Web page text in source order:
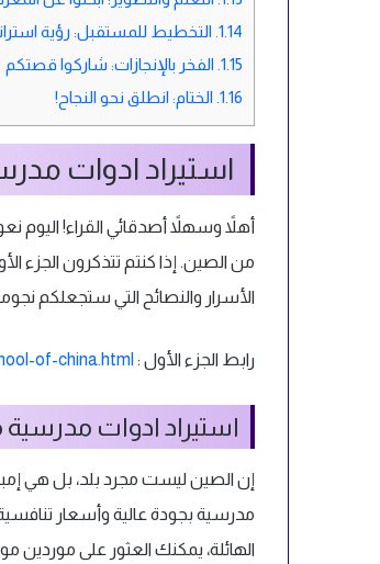
1.14. التخطيط للمستقبل: رؤية
1.15. الفخر بالإنجازات: شاركوا قصتكم
1.16. الختام: انطلق نحو النجاح!
استيراد ادوات
أهلاً وسهلاً أصدقائي القراء! اليوم
من الصين. إذا كنتم تتذكرون الجزء
الأسرار والنصائح التي ستجعلكم
رابط الجزء الأول : of-china.html
استيراد ادوات
إن الصين ليست مجرد بلد، بل هي
مدرسية بجودة عالية وأسعار
الهائلة، يمكنك العثور على موردين